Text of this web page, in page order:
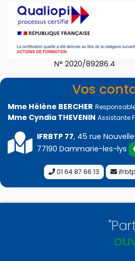
N° 2020/89286.4
Vos
Mme Hélène BERCHER
Mme Cyndia THEVENIN Assistante
IFRBTP 77, 45 rue Nouvelle
77190 Dammarie-les-lys
01 64 87 66 13